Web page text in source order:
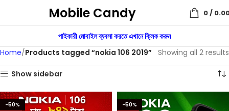
Mobile Candy 0/
পাইকারী মোবাইল ব্যবসা করতে এখানে ক্লিক করুন
Home Products tagged “nokia 106 2019” Showing all 2 results
Show sidebar
-50%
-50%